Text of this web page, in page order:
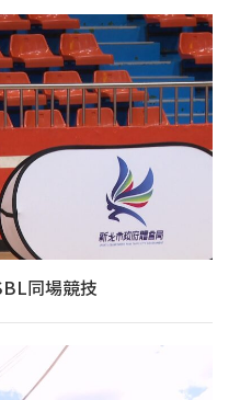
同場競技